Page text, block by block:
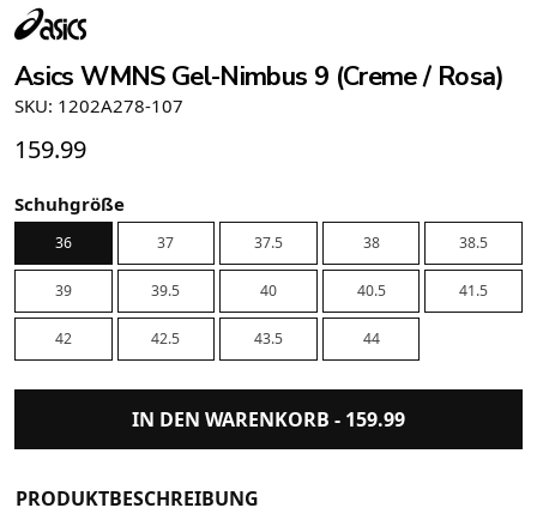
Asics WMNS Gel-Nimbus 9 (Creme / Rosa)
SKU: 1202A278-107
159.99
Schuhgröße
36 37 37.5 38 38.5
39 39.5 40 40.5 41.5
42 42.5 43.5 44
IN DEN WARENKORB - 159.99
PRODUKTBESCHREIBUNG